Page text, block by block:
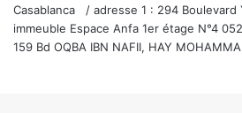
Casablanca / adresse 1 : 294 Boulevard
immeuble Espace Anfa 1er étage N°4
159 Bd OQBA IBN NAFII, HAY